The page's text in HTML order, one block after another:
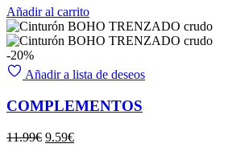
Añadir al carrito
-20%
Añadir a lista de deseos
COMPLEMENTOS
11.99€ El
9.59€El